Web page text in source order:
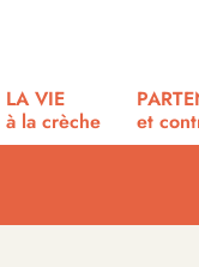
LA VIE
à la crèche
et